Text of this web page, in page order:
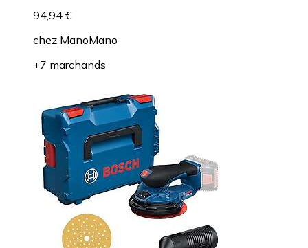
94,94 €
chez ManoMano
+7 marchands